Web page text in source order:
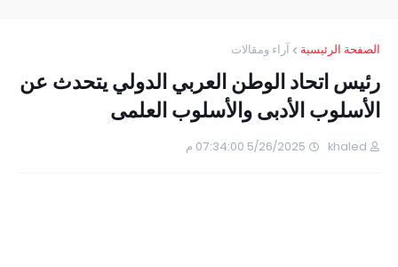
الصفحة الرئيسية آراء ومقالات
رئيس اتحاد الوطن العربي الدولي يتحدث عن
الأسلوب الأدبى والأسلوب العلمى
khaled 5/26/2025 07:34:00 م